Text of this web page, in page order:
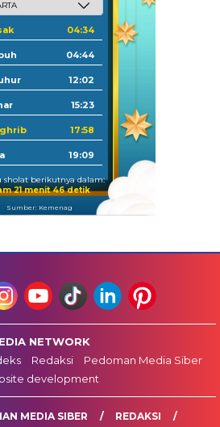
04:34
04:44
12:02
15:23
17:58
19:09
sholat berikutnya dalam:
21 menit 45 detik
Sumber: Kemenag
NETWORK
Redaksi
Pedoman Media Siber
development
MEDIA SIBER
REDAKSI